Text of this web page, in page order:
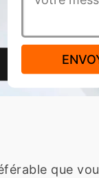
que